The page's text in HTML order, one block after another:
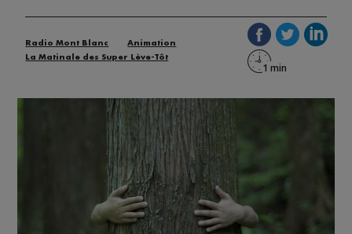
Radio Mont Blanc
Animation
La Matinale des Super Lève-Tôt